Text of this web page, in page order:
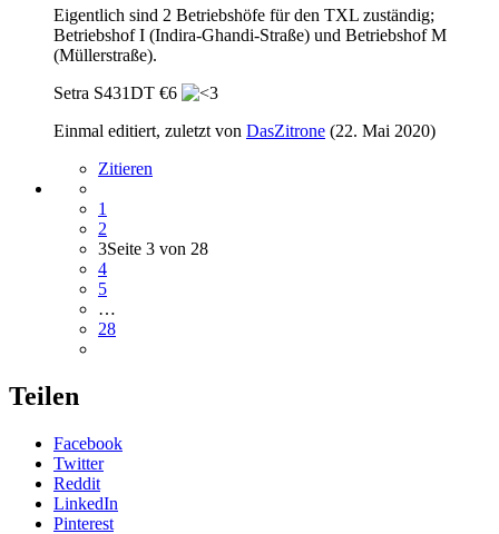
Eigentlich sind 2 Betriebshöfe für den TXL zuständig;
Betriebshof I (Indira-Ghandi-Straße) und Betriebshof M
(Müllerstraße).
Setra S431DT €6
Einmal editiert, zuletzt von DasZitrone (22. Mai 2020)
Zitieren
1
2
3Seite 3 von 28
4
5
…
28
Teilen
Facebook
Twitter
Reddit
LinkedIn
Pinterest